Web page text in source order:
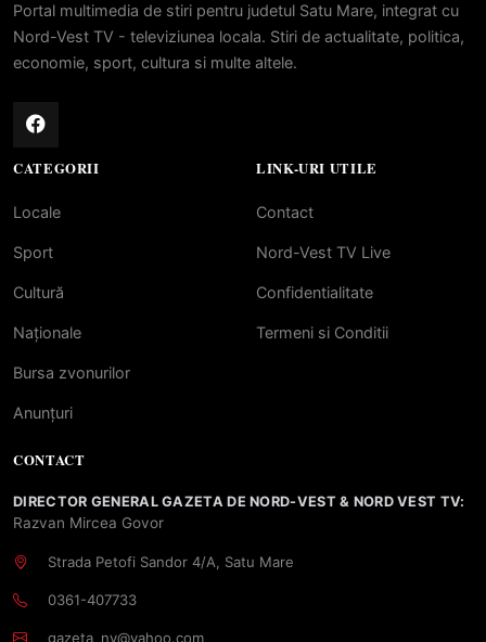
Portal multimedia de stiri pentru judetul Satu Mare, integrat cu
Nord-Vest TV - televiziunea locala. Stiri de actualitate, politica,
economie, sport, cultura si multe altele.
CATEGORII
Locale
Sport
Cultură
Naționale
Bursa zvonurilor
Anunțuri
LINK-URI UTILE
Contact
Nord-Vest TV Live
Confidentialitate
Termeni si Conditii
CONTACT
DIRECTOR GENERAL GAZETA DE NORD-VEST & NORD VEST TV:
Razvan Mircea Govor
Strada Petofi Sandor 4/A, Satu Mare
0361-407733
gazeta_nv@yahoo.com